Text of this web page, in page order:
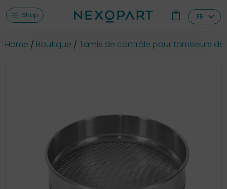
Shop FR
Home Boutique Tamis de contrôle pour tamiseurs